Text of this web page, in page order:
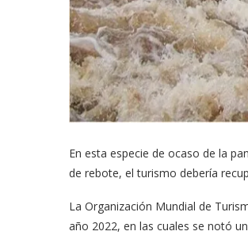
En esta especie de ocaso de la
de rebote, el turismo debería
La Organización Mundial de
año 2022, en las cuales se notó